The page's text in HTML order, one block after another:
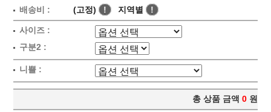
배송비 : (고정) ! 지역별 !
사이즈 :
구분2 :
니쁠 :
총 상품 금액 0 원